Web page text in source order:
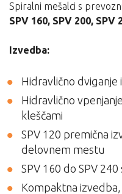
Spiralni mešalci s
SPV 160, SPV 200, SPV
Izvedba:
Hidravlično dviganje
Hidravlično
kleščami
SPV 120 premična
delovnem mestu
SPV 160 do SPV
Kompaktna